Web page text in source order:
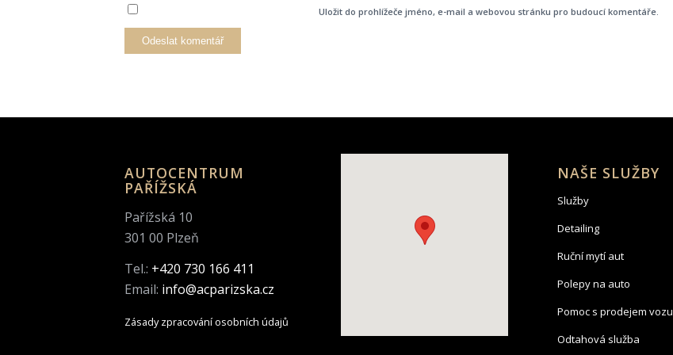
Uložit do prohlížeče jméno, e-mail a webovou stránku pro budoucí komentáře.
AUTOCENTRUM
PAŘÍŽSKÁ
Pařížská 10
301 00 Plzeň
Tel.: +420 730 166 411
Email: info@acparizska.cz
Zásady zpracování osobních údajů
NAŠE SLUŽBY
Služby
Detailing
Ruční mytí aut
Polepy na auto
Pomoc s prodejem vozu
Odtahová služba